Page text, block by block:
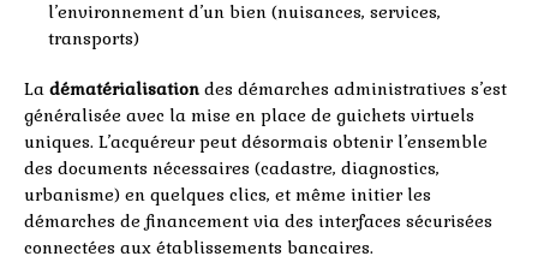
l’environnement d’un bien (nuisances, services,
transports)
La dématérialisation des démarches administratives s’est
généralisée avec la mise en place de guichets virtuels
uniques. L’acquéreur peut désormais obtenir l’ensemble
des documents nécessaires (cadastre, diagnostics,
urbanisme) en quelques clics, et même initier les
démarches de financement via des interfaces sécurisées
connectées aux établissements bancaires.